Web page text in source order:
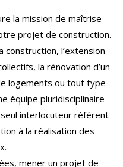
et professionnels tout
la mission de maîtrise
projet de construction.
l’extension
la rénovation d’un
logements ou tout type
équipe pluridisciplinaire
interlocuteur référent
à la réalisation des
mener un projet de